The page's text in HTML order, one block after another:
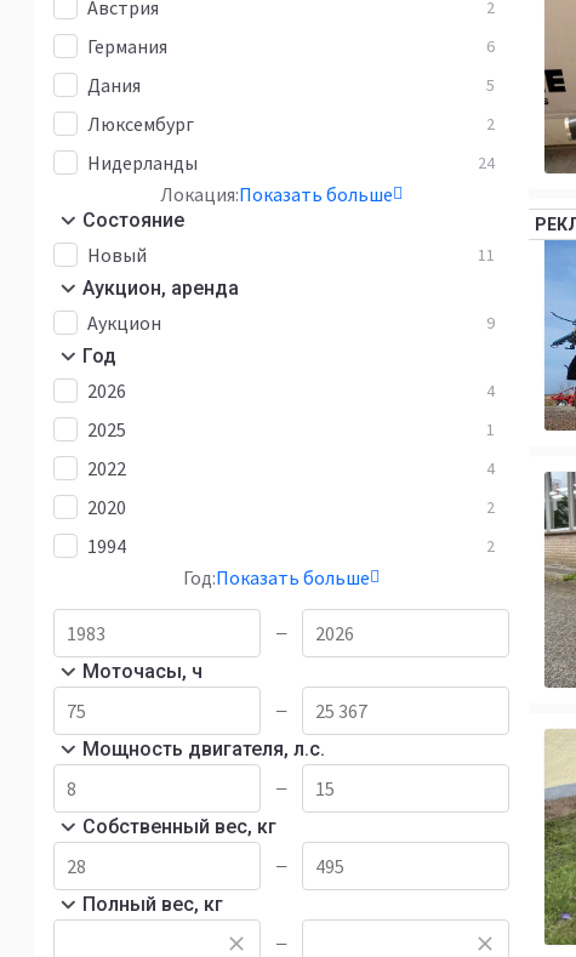
Австрия
2
Германия 6
Дания 5
Люксембург 2
Нидерланды 24
Локация:Показать больше
Состояние
Новый 11
Аукцион, аренда
Аукцион 9
Год
2026 4
2025 1
2022 4
2020 2
1994 2
Год:Показать больше
—
Моточасы, ч
—
Мощность двигателя, л.с.
—
Собственный вес, кг
—
Полный вес, кг
—